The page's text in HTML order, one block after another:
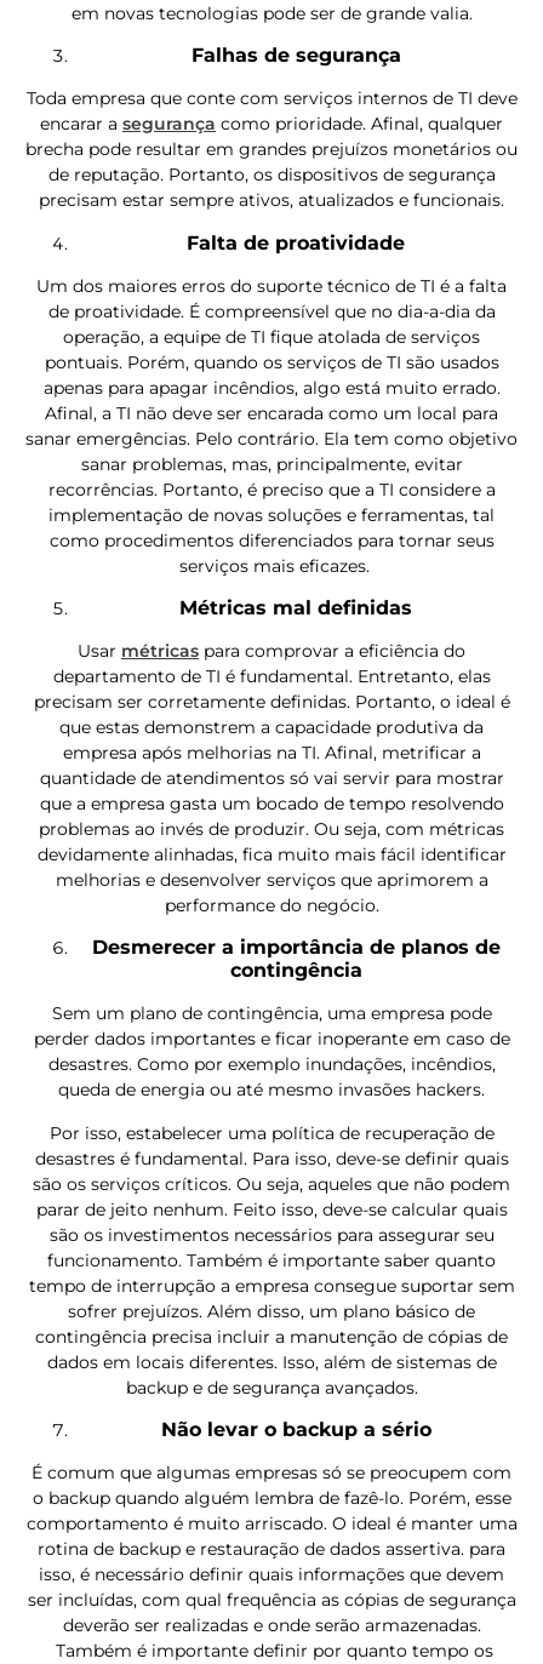
em novas tecnologias pode ser de grande valia.
Falhas de segurança
Toda empresa que conte com serviços internos de TI deve
encarar a segurança como prioridade. Afinal, qualquer
brecha pode resultar em grandes prejuízos monetários ou
de reputação. Portanto, os dispositivos de segurança
precisam estar sempre ativos, atualizados e funcionais.
Falta de proatividade
Um dos maiores erros do suporte técnico de TI é a falta
de proatividade. É compreensível que no dia-a-dia da
operação, a equipe de TI fique atolada de serviços
pontuais. Porém, quando os serviços de TI são usados
apenas para apagar incêndios, algo está muito errado.
Afinal, a TI não deve ser encarada como um local para
sanar emergências. Pelo contrário. Ela tem como objetivo
sanar problemas, mas, principalmente, evitar
recorrências. Portanto, é preciso que a TI considere a
implementação de novas soluções e ferramentas, tal
como procedimentos diferenciados para tornar seus
serviços mais eficazes.
Métricas mal definidas
Usar métricas para comprovar a eficiência do
departamento de TI é fundamental. Entretanto, elas
precisam ser corretamente definidas. Portanto, o ideal é
que estas demonstrem a capacidade produtiva da
empresa após melhorias na TI. Afinal, metrificar a
quantidade de atendimentos só vai servir para mostrar
que a empresa gasta um bocado de tempo resolvendo
problemas ao invés de produzir. Ou seja, com métricas
devidamente alinhadas, fica muito mais fácil identificar
melhorias e desenvolver serviços que aprimorem a
performance do negócio.
Desmerecer a importância de planos de
contingência
Sem um plano de contingência, uma empresa pode
perder dados importantes e ficar inoperante em caso de
desastres. Como por exemplo inundações, incêndios,
queda de energia ou até mesmo invasões hackers.
Por isso, estabelecer uma política de recuperação de
desastres é fundamental. Para isso, deve-se definir quais
são os serviços críticos. Ou seja, aqueles que não podem
parar de jeito nenhum. Feito isso, deve-se calcular quais
são os investimentos necessários para assegurar seu
funcionamento. Também é importante saber quanto
tempo de interrupção a empresa consegue suportar sem
sofrer prejuízos. Além disso, um plano básico de
contingência precisa incluir a manutenção de cópias de
dados em locais diferentes. Isso, além de sistemas de
backup e de segurança avançados.
Não levar o backup a sério
É comum que algumas empresas só se preocupem com
o backup quando alguém lembra de fazê-lo. Porém, esse
comportamento é muito arriscado. O ideal é manter uma
rotina de backup e restauração de dados assertiva. para
isso, é necessário definir quais informações que devem
ser incluídas, com qual frequência as cópias de segurança
deverão ser realizadas e onde serão armazenadas.
Também é importante definir por quanto tempo os